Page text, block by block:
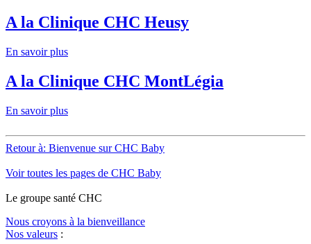
A la Clinique CHC Heusy
En savoir plus
A la Clinique CHC MontLégia
En savoir plus
Retour à: Bienvenue sur CHC Baby
Voir toutes les pages de CHC Baby
Le groupe santé CHC
Nous croyons à la bienveillance
Nos valeurs :